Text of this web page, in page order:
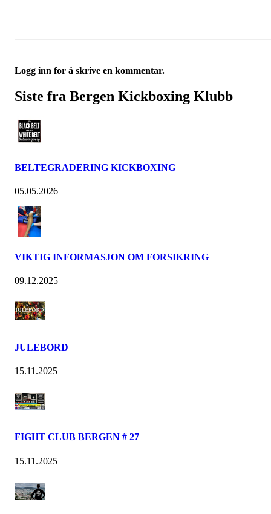
Logg inn for å skrive en kommentar.
Siste fra Bergen Kickboxing Klubb
BELTEGRADERING KICKBOXING
05.05.2026
VIKTIG INFORMASJON OM FORSIKRING
09.12.2025
JULEBORD
15.11.2025
FIGHT CLUB BERGEN # 27
15.11.2025